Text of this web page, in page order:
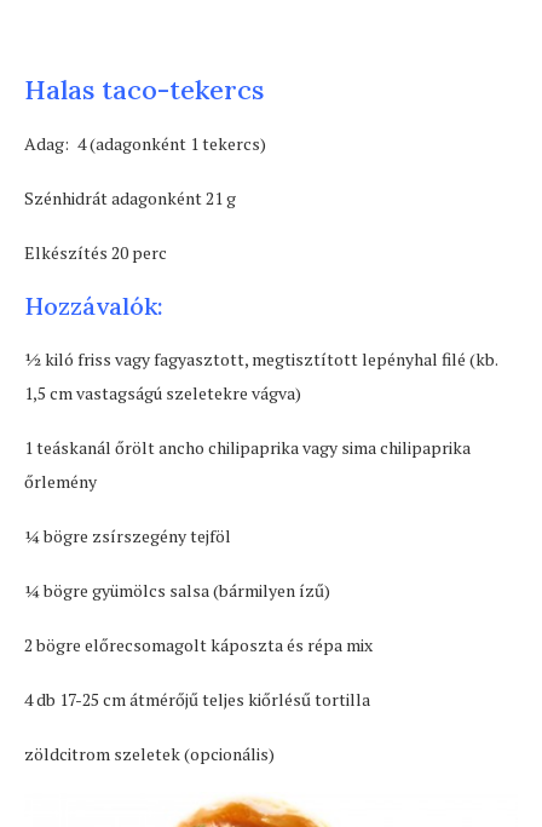
Halas taco-tekercs
Adag: 4 (adagonként 1 tekercs)
Szénhidrát adagonként 21 g
Elkészítés 20 perc
Hozzávalók:
½ kiló friss vagy fagyasztott, megtisztított lepényhal filé (kb.
1,5 cm vastagságú szeletekre vágva)
1 teáskanál őrölt ancho chilipaprika vagy sima chilipaprika
őrlemény
1⁄4 bögre zsírszegény tejföl
1⁄4 bögre gyümölcs salsa (bármilyen ízű)
2 bögre előrecsomagolt káposzta és répa mix
4 db 17-25 cm átmérőjű teljes kiőrlésű tortilla
zöldcitrom szeletek (opcionális)